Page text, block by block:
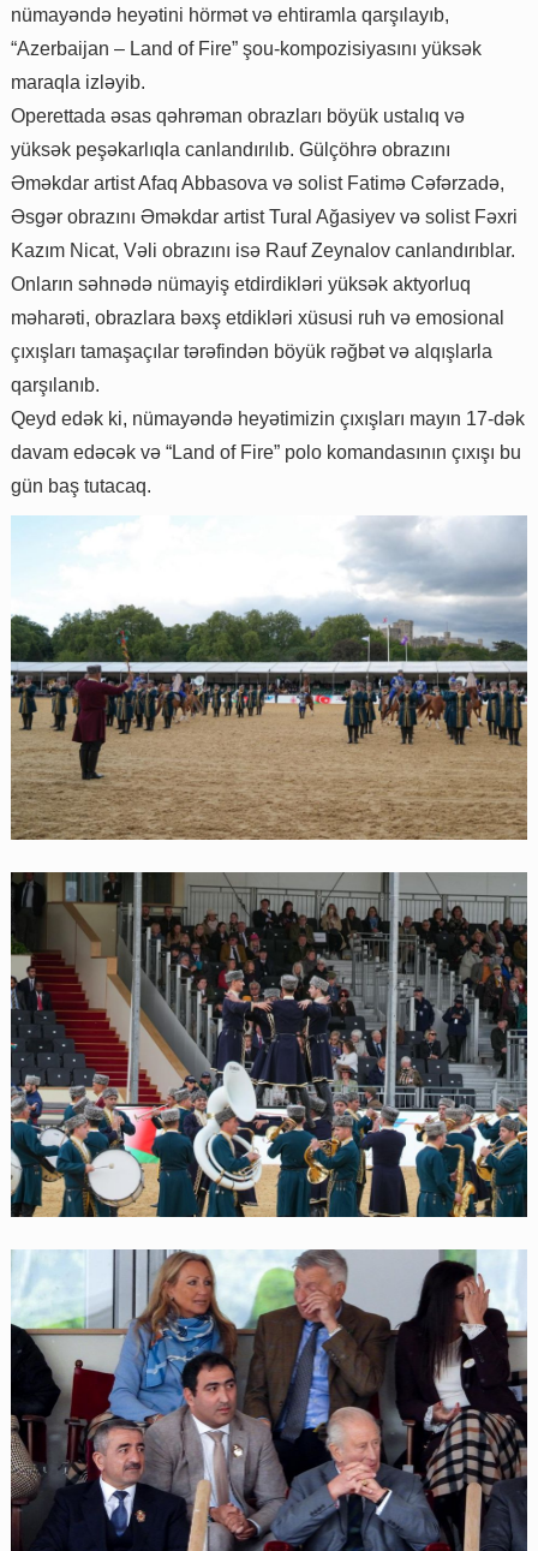
nümayəndə heyətini hörmət və ehtiramla qarşılayıb,
“Azerbaijan – Land of Fire” şou-kompozisiyasını yüksək
maraqla izləyib.
Operettada əsas qəhrəman obrazları böyük ustalıq və
yüksək peşəkarlıqla canlandırılıb. Gülçöhrə obrazını
Əməkdar artist Afaq Abbasova və solist Fatimə Cəfərzadə,
Əsgər obrazını Əməkdar artist Tural Ağasiyev və solist Fəxri
Kazım Nicat, Vəli obrazını isə Rauf Zeynalov canlandırıblar.
Onların səhnədə nümayiş etdirdikləri yüksək aktyorluq
məharəti, obrazlara bəxş etdikləri xüsusi ruh və emosional
çıxışları tamaşaçılar tərəfindən böyük rəğbət və alqışlarla
qarşılanıb.
Qeyd edək ki, nümayəndə heyətimizin çıxışları mayın 17-dək
davam edəcək və “Land of Fire” polo komandasının çıxışı bu
gün baş tutacaq.